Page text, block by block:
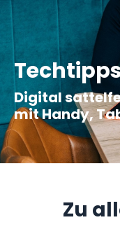
Digital
mit Handy,
Zu